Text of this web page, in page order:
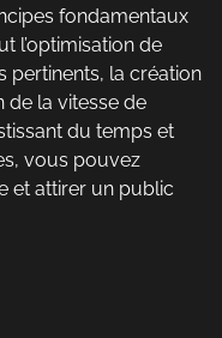
fondamentaux
l’optimisation de
pertinents, la création
de la vitesse de
du temps et
vous pouvez
et attirer un public